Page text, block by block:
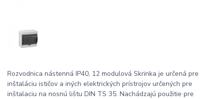
Rozvodnica nástenná IP40, 12 modulová Skrinka je určená pre
inštaláciu ističov a iných elektrických prístrojov určených pre
inštalaciu na nosnú lištu DIN TS 35. Nachádzajú použitie pre